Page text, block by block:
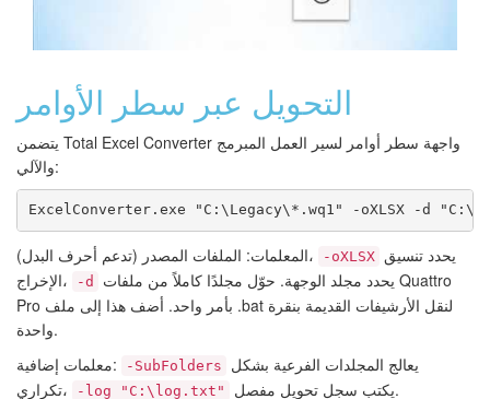
التحويل عبر سطر الأوامر
يتضمن Total Excel Converter واجهة سطر أوامر لسير العمل المبرمج
والآلي:
ExcelConverter.exe "C:\Legacy\*.wq1" -oXLSX -d
المعلمات: الملفات المصدر (تدعم أحرف البدل)، -oXLSX
الإخراج،
-d
Pro بأمر واحد. أضف هذا إلى ملف .bat لنقل الأرشيفات القديمة بنقرة
واحدة.
معلمات إضافية:
-SubFolders
تكراري،
-log "C:\log.txt" يكتب سجل تحويل مفصل.